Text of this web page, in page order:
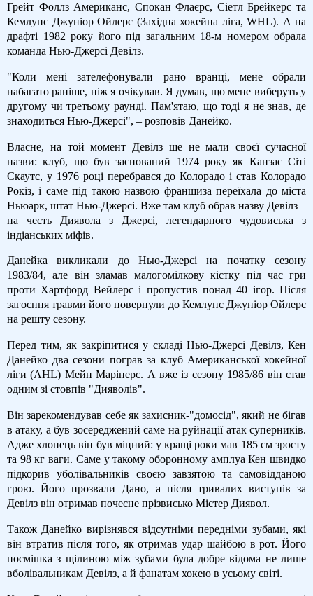
Грейт Фоллз Американс, Спокан Флаєрс, Сіетл Брейкерс та
Кемлупс Джуніор Ойлерс (Західна хокейна ліга, WHL). А на
драфті 1982 року його під загальним 18-м номером обрала
команда Нью-Джерсі Девілз.
"Коли мені зателефонували рано вранці, мене обрали
набагато раніше, ніж я очікував. Я думав, що мене виберуть у
другому чи третьому раунді. Пам'ятаю, що тоді я не знав, де
знаходиться Нью-Джерсі", – розповів Данейко.
Власне, на той момент Девілз ще не мали своєї сучасної
назви: клуб, що був заснований 1974 року як Канзас Сіті
Скаутс, у 1976 році перебрався до Колорадо і став Колорадо
Рокіз, і саме під такою назвою франшиза переїхала до міста
Ньюарк, штат Нью-Джерсі. Вже там клуб обрав назву Девілз –
на честь Диявола з Джерсі, легендарного чудовиська з
індіанських міфів.
Данейка викликали до Нью-Джерсі на початку сезону
1983/84, але він зламав малогомілкову кістку під час гри
проти Хартфорд Вейлерс і пропустив понад 40 ігор. Після
загоєння травми його повернули до Кемлупс Джуніор Ойлерс
на решту сезону.
Перед тим, як закріпитися у складі Нью-Джерсі Девілз, Кен
Данейко два сезони пограв за клуб Американської хокейної
ліги (AHL) Мейн Марінерс. А вже із сезону 1985/86 він став
одним зі стовпів "Дияволів".
Він зарекомендував себе як захисник-"домосід", який не бігав
в атаку, а був зосереджений саме на руйнації атак суперників.
Адже хлопець він був міцний: у кращі роки мав 185 см зросту
та 98 кг ваги. Саме у такому оборонному амплуа Кен швидко
підкорив уболівальників своєю завзятою та самовідданою
грою. Його прозвали Дано, а після тривалих виступів за
Девілз він отримав почесне прізвисько Містер Диявол.
Також Данейко вирізнявся відсутніми передніми зубами, які
він втратив після того, як отримав удар шайбою в рот. Його
посмішка з щілиною між зубами була добре відома не лише
вболівальникам Девілз, а й фанатам хокею в усьому світі.